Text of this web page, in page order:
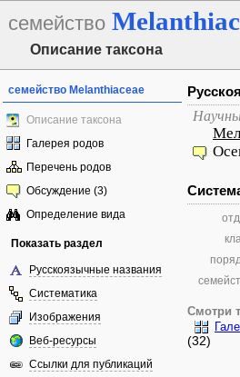
семейство
Описание таксона
семейство Melanthiaceae
Описание таксона
Галерея родов
Перечень родов
Обсуждение (3)
Определение вида
Показать раздел
Русскоязычные названия
Систематика
Изображения
Веб-ресурсы
Ссылки для публикаций
Смотри
(32)